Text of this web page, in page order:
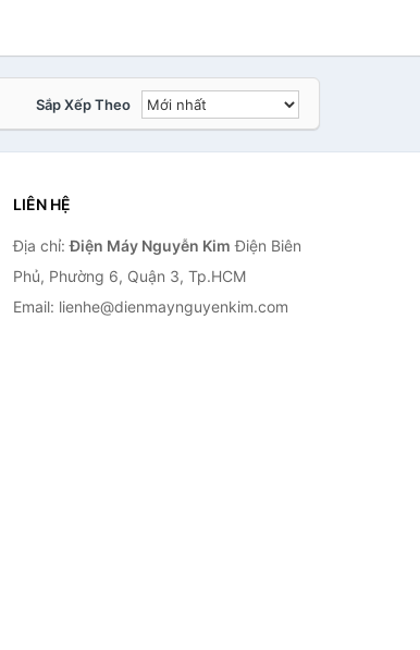
Sắp Xếp Theo
LIÊN HỆ
Địa chỉ:Điện Máy Nguyễn Kim Điện Biên
Phủ, Phường 6, Quận 3, Tp.HCM
Email: lienhe@dienmaynguyenkim.com